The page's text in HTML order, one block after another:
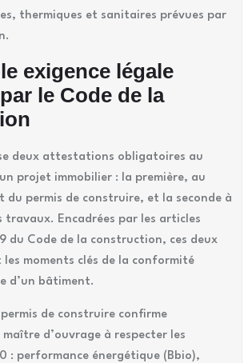
thermiques et sanitaires prévues par
exigence légale
le Code de la
deux attestations obligatoires au
projet immobilier : la première, au
du permis de construire, et la seconde à
travaux. Encadrées par les articles
du Code de la construction, ces deux
moments clés de la conformité
d’un bâtiment.
de construire confirme
maître d’ouvrage à respecter les
: performance énergétique (Bbio),